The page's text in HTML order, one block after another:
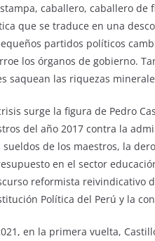
caballero, caballero
que se traduce en una
partidos políticos
los órganos de gobierno.
saquean las riquezas
surge la figura de Pedro
del año 2017 contra la
de los maestros, la
en el sector
reformista reivindicativo
Política del Perú y la
en la primera vuelta,